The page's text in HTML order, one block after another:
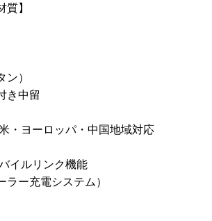
質】
ン）
き中留
・ヨーロッパ・中国地域対応
イルリンク機能
ラー充電システム）